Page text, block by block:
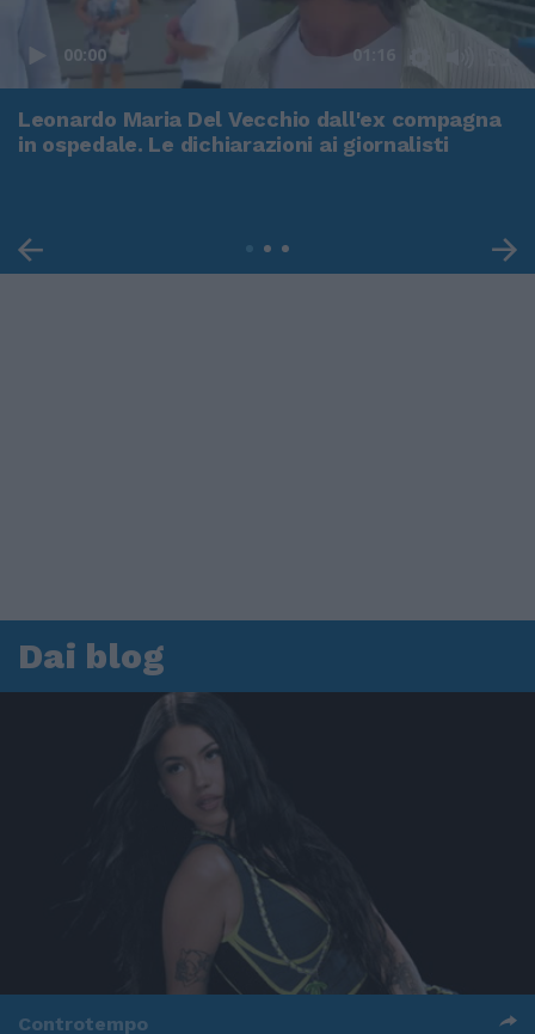
00:00 01:16
Leonardo Maria Del Vecchio dall'ex compagna
in ospedale. Le dichiarazioni ai giornalisti
Dai blog
Controtempo